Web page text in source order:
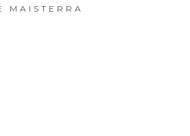
MAISTERRA